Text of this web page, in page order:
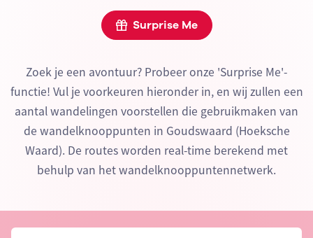
Surprise Me
Zoek je een avontuur? Probeer onze 'Surprise Me'-
functie! Vul je voorkeuren hieronder in, en wij zullen een
aantal wandelingen voorstellen die gebruikmaken van
de wandelknooppunten in Goudswaard (Hoeksche
Waard). De routes worden real-time berekend met
behulp van het wandelknooppuntennetwerk.